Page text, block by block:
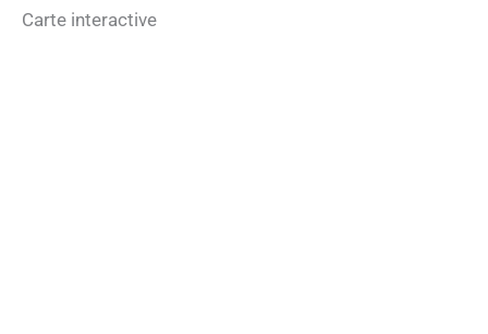
Carte interactive